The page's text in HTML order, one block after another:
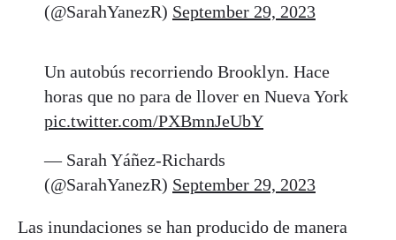
(@SarahYanezR) September 29, 2023
Un autobús recorriendo Brooklyn. Hace
horas que no para de llover en Nueva York
pic.twitter.com/PXBmnJeUbY
— Sarah Yáñez-Richards
(@SarahYanezR) September 29, 2023
Las inundaciones se han producido de manera